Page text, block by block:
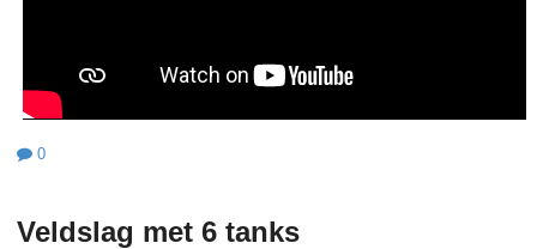
0
Veldslag met 6 tanks